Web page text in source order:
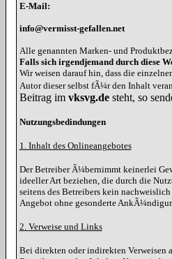
E-Mail:
info@vermisst-gefallen.net
Alle genannten Marken- und
Falls sich irgendjemand durch diese
Wir weisen darauf hin, dass die
Autor dieser selbst fÃ¼r den Inhalt
Beitrag im vksvg.desteht, so
Nutzungsbedindungen
1. Inhalt des Onlineangebotes
Der Betreiber Ã¼bernimmt keinerlei
ideeller Art beziehen, die durch die
seitens des Betreibers kein
Angebot ohne gesonderte
2. Verweise und Links
Bei direkten oder indirekten Verweisen